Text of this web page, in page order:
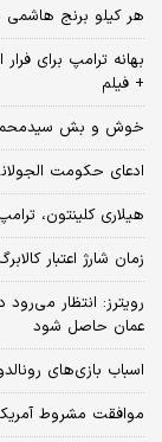
هر کیلو برنج هاشمی 595 هزار تومان شد/ قیمت جدید برنج در بازار
بهانه ترامپ برای
+ فیلم
خوش و بش سیدمحمد
ادعای حکومت
هیلاری کلینتون،
زمان شارژ اعتبار
رویترز: انتظار
عمان حاصل شود
اسباب‌ بازی‌های
موافقت مشروط